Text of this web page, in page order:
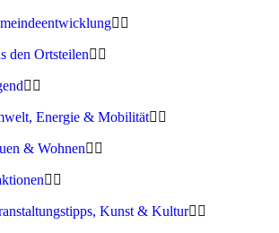
den Ortsteilen
Energie & Mobilität
& Wohnen
Kunst & Kultur